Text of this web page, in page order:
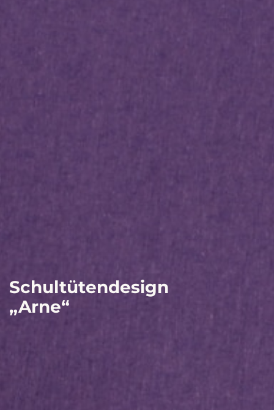
Schultütendesign
„Arne“